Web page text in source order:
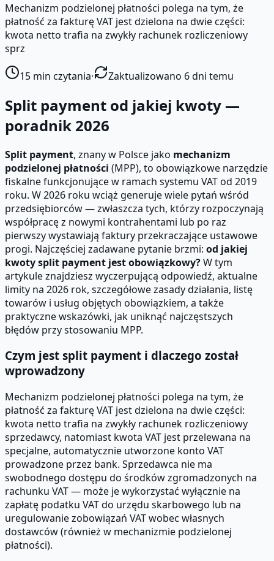
Mechanizm podzielonej płatności polega na tym, że
płatność za fakturę VAT jest dzielona na dwie części:
kwota netto trafia na zwykły rachunek rozliczeniowy
sprz
15 min czytania· Zaktualizowano 6 dni temu
Split payment od jakiej kwoty —
poradnik 2026
Split payment, znany w Polsce jako mechanizm
podzielonej płatności (MPP), to obowiązkowe narzędzie
fiskalne funkcjonujące w ramach systemu VAT od 2019
roku. W 2026 roku wciąż generuje wiele pytań wśród
przedsiębiorców — zwłaszcza tych, którzy rozpoczynają
współpracę z nowymi kontrahentami lub po raz
pierwszy wystawiają faktury przekraczające ustawowe
progi. Najczęściej zadawane pytanie brzmi: od jakiej
kwoty split payment jest obowiązkowy?W tym
artykule znajdziesz wyczerpującą odpowiedź, aktualne
limity na 2026 rok, szczegółowe zasady działania, listę
towarów i usług objętych obowiązkiem, a także
praktyczne wskazówki, jak uniknąć najczęstszych
błędów przy stosowaniu MPP.
Czym jest split payment i dlaczego został
wprowadzony
Mechanizm podzielonej płatności polega na tym, że
płatność za fakturę VAT jest dzielona na dwie części:
kwota netto trafia na zwykły rachunek rozliczeniowy
sprzedawcy, natomiast kwota VAT jest przelewana na
specjalne, automatycznie utworzone konto VAT
prowadzone przez bank. Sprzedawca nie ma
swobodnego dostępu do środków zgromadzonych na
rachunku VAT — może je wykorzystać wyłącznie na
zapłatę podatku VAT do urzędu skarbowego lub na
uregulowanie zobowiązań VAT wobec własnych
dostawców (również w mechanizmie podzielonej
płatności).